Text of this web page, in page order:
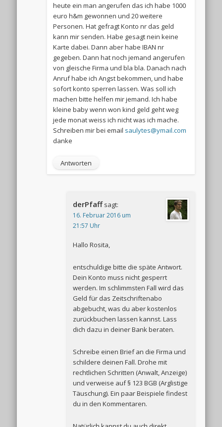
heute ein man angerufen das ich habe 1000
euro h&m gewonnen und 20 weitere
Personen. Hat gefragt Konto nr das geld
kann mir senden. Habe gesagt nein keine
Karte dabei. Dann aber habe IBAN nr
gegeben. Dann hat noch jemand angerufen
von gleische Firma und bla bla. Danach nach
Anruf habe ich Angst bekommen, und habe
sofort konto sperren lassen. Was soll ich
machen bitte helfen mir jemand. Ich habe
kleine baby wenn won kind geld geht weg
jede monat weiss ich nicht was ich mache.
Schreiben mir bei email saulytes@ymail.com
danke
Antworten
derPfaff sagt:
16. Februar 2016 um
21:57 Uhr
Hallo Rosita,
entschuldige bitte die späte Antwort.
Dein Konto muss nicht gesperrt
werden. Im schlimmsten Fall wird das
Geld für das Zeitschriftenabo
abgebucht, was du aber kostenlos
zurückbuchen lassen kannst. Lass
dich dazu in deiner Bank beraten.
Schreibe einen Brief an die Firma und
schildere deinen Fall. Drohe mit
rechtlichen Schritten (Anwalt, Anzeige)
und verweise auf § 123 BGB (Arglistige
Täuschung). Ein paar Beispiele findest
du in den Kommentaren.